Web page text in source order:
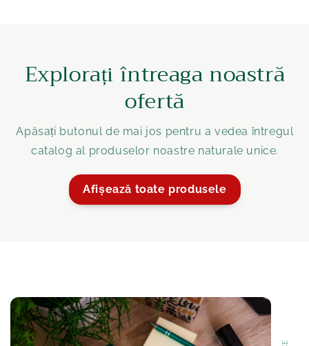
Explorați întreaga noastră
ofertă
Apăsați butonul de mai jos pentru a vedea întregul
catalog al produselor noastre naturale unice.
Afișează toate produsele